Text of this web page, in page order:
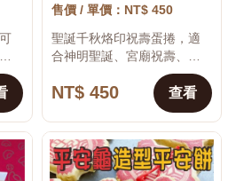
售價 / 單價：NT$ 450
聖誕千秋烙印祝壽蛋捲，適
合神明聖誕、宮廟祝壽、活
動結緣使用。 本商品可將姓
名、祝福語、感謝文字、企
業名稱、婚禮內容、活動標
語或節慶賀詞呈現在...
NT$ 450 查看